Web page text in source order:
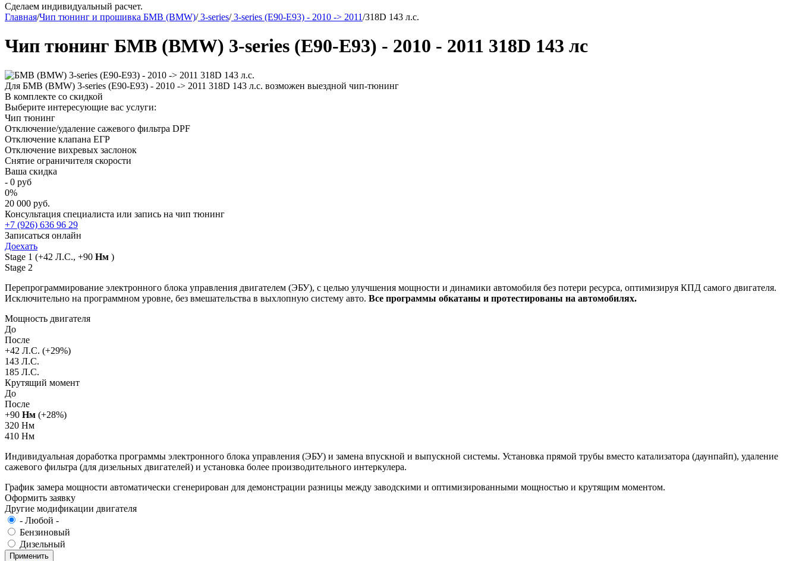
Сделаем индивидуальный расчет.
Главная/Чип тюнинг и прошивка БМВ (BMW)/3-series/3-series (E90-E93) - 2010 -> 2011/318D 143 л.с.
Чип тюнинг БМВ (BMW) 3-series (E90-E93) - 2010 - 2011 318D 143 лс
Для БМВ (BMW) 3-series (E90-E93) - 2010 -> 2011 318D 143 л.с. возможен выездной чип-тюнинг
В комплекте со скидкой
Выберите интересующие вас услуги:
Чип тюнинг
Отключение/удаление сажевого фильтра DPF
Отключение клапана ЕГР
Отключение вихревых заслонок
Снятие ограничителя скорости
Ваша скидка
- 0 руб
0%
20 000 руб.
Консультация специалиста или запись на чип тюнинг
+7 (926) 636 96 29
Записаться онлайн
Доехать
Stage 1 (+42 Л.С., +90 Нм )
Stage 2
Перепрограммирование электронного блока управления двигателем (ЭБУ), с целью улучшения мощности и динамики автомобиля без потери ресурса, оптимизируя КПД самого двигателя.
Исключительно на программном уровне, без вмешательства в выхлопную систему авто. Все программы обкатаны и протестированы на автомобилях.
Мощность двигателя
До
После
+42 Л.С. (+29%)
143 Л.С.
185 Л.С.
Крутящий момент
До
После
+90 Нм (+28%)
320 Нм
410 Нм
Индивидуальная доработка программы электронного блока управления (ЭБУ) и замена впускной и выпускной системы. Установка прямой трубы вместо катализатора (даунпайп), удаление
сажевого фильтра (для дизельных двигателей) и установка более производительного интеркулера.
График замера мощности автоматически сгенерирован для демонстрации разницы между заводскими и оптимизированными мощностью и крутящим моментом.
Оформить заявку
Другие модификации двигателя
- Любой -
Бензиновый
Дизельный